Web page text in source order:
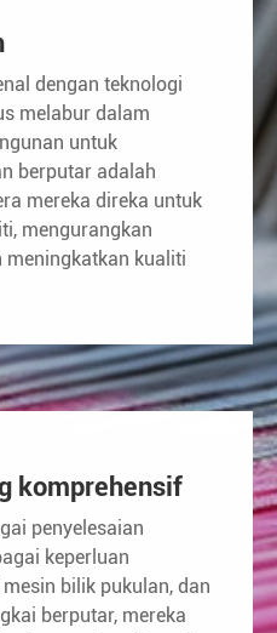
dengan teknologi
melabur dalam
untuk
berputar adalah
mereka direka untuk
mengurangkan
meningkatkan kualiti
komprehensif
penyelesaian
keperluan
bilik pukulan, dan
berputar, mereka